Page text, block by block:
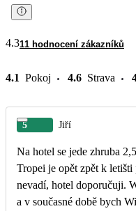
4.311 hodnocení zákazníků
4.1 Pokoj 4.6 Strava
5 Jiří
Na hotel se jede zhruba
Tropei je opět zpět k
nevadí, hotel doporučuji.
a v současné době bych